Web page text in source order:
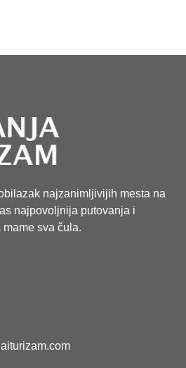
najzanimljivijih mesta na
najpovoljnija putovanja i
sva čula.